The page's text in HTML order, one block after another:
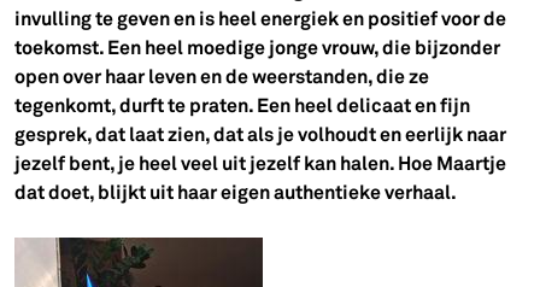
invulling te geven en is heel energiek en positief voor de
toekomst. Een heel moedige jonge vrouw, die bijzonder
open over haar leven en de weerstanden, die ze
tegenkomt, durft te praten. Een heel delicaat en fijn
gesprek, dat laat zien, dat als je volhoudt en eerlijk naar
jezelf bent, je heel veel uit jezelf kan halen. Hoe Maartje
dat doet, blijkt uit haar eigen authentieke verhaal.